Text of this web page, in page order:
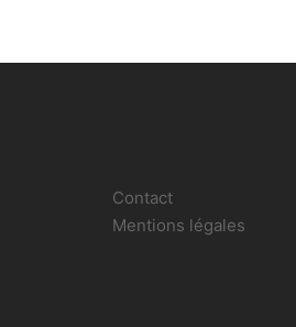
Contact
Mentions légales